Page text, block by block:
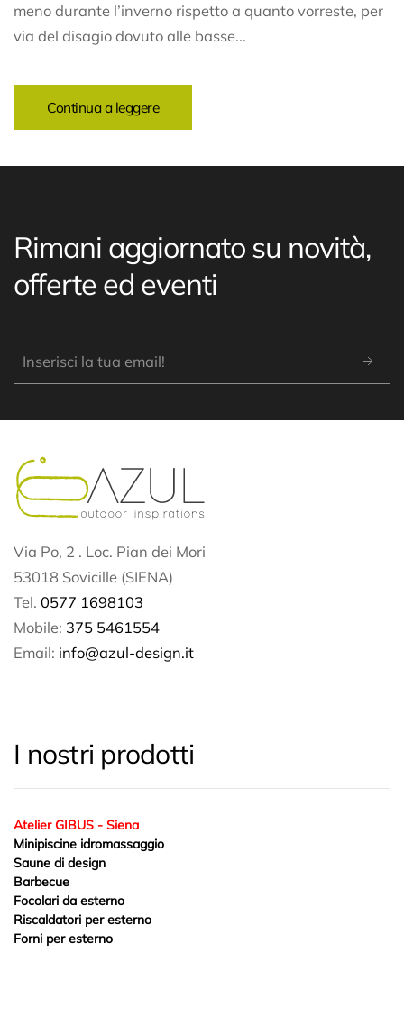
meno durante l’inverno rispetto a quanto vorreste, per
via del disagio dovuto alle basse...
Continua a leggere
Rimani aggiornato su novità,
offerte ed eventi
Via Po, 2 . Loc. Pian dei Mori
53018 Sovicille (SIENA)
Tel. 0577 1698103
Mobile: 375 5461554
Email: info@azul-design.it
I nostri prodotti
Atelier GIBUS - Siena
Minipiscine idromassaggio
Saune di design
Barbecue
Focolari da esterno
Riscaldatori per esterno
Forni per esterno